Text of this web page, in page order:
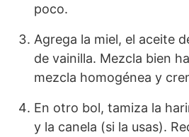
poco.
Agrega la miel, el aceite
de vainilla. Mezcla bien
mezcla homogénea y
En otro bol, tamiza la
y la canela (si la usas).